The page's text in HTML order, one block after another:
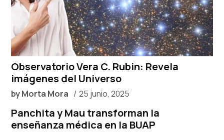
Observatorio Vera C. Rubin: Revela
imágenes del Universo
byMorta Mora 25 junio, 2025
Panchita y Mau transforman la
enseñanza médica en la BUAP